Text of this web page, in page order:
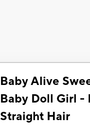
Baby Alive
Baby Doll Girl -
Straight Hair